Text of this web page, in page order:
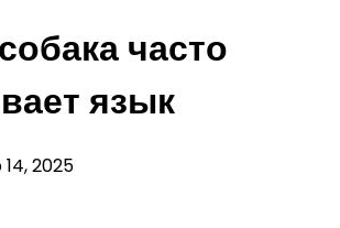
часто
язык
14, 2025